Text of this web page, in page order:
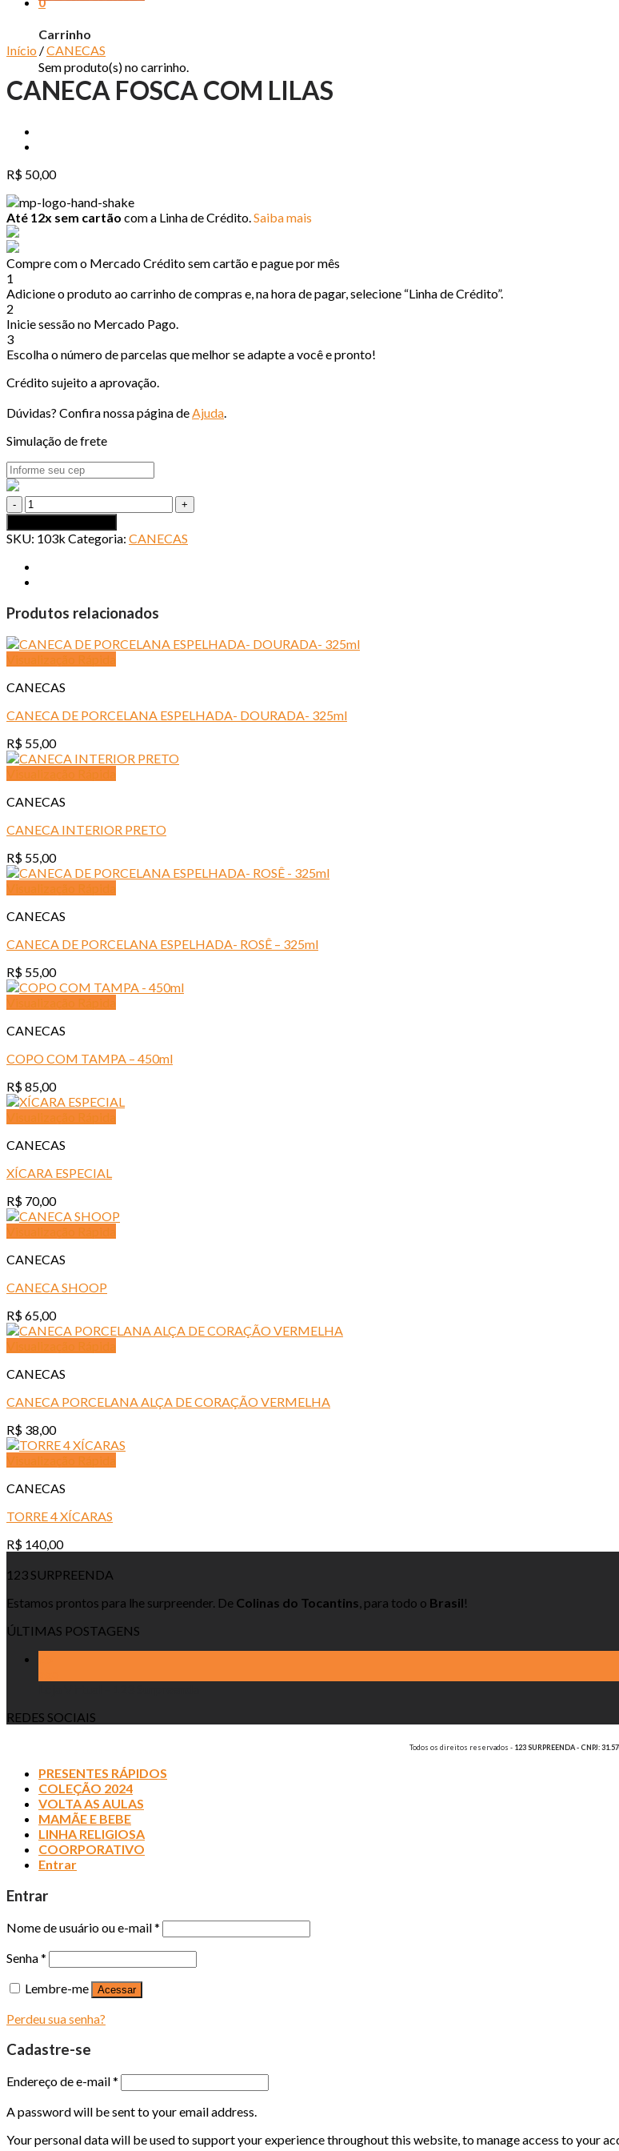
Carrinho
Sem produto(s) no carrinho.
Início /CANECAS
CANECA FOSCA COM LILAS
R$ 50,00
Até 12x sem cartão com a Linha de Crédito.Saiba mais
Compre com o Mercado Crédito sem cartão e pague por mês
1
Adicione o produto ao carrinho de compras e, na hora de pagar, selecione “Linha de Crédito”.
2
Inicie sessão no Mercado Pago.
3
Escolha o número de parcelas que melhor se adapte a você e pronto!
Crédito sujeito a aprovação.
Dúvidas? Confira nossa página deAjuda.
Simulação de frete
CANECA
FOSCA
COM
LILAS
quantidade
SKU: 103k Categoria: CANECAS
Produtos relacionados
CANECAS
CANECA DE PORCELANA ESPELHADA- DOURADA- 325ml
R$ 55,00
CANECAS
CANECA INTERIOR PRETO
R$ 55,00
CANECAS
CANECA DE PORCELANA ESPELHADA- ROSÊ – 325ml
R$ 55,00
CANECAS
COPO COM TAMPA – 450ml
R$85,00
CANECAS
XÍCARA ESPECIAL
R$ 70,00
CANECAS
CANECA SHOOP
R$65,00
CANECAS
CANECA PORCELANA ALÇA DE CORAÇÃO VERMELHA
R$ 38,00
CANECAS
TORRE 4 XÍCARAS
R$ 140,00
123 SURPREENDA
Estamos prontos para lhe surpreender. De Colinas do Tocantins, para todo o Brasil!
ÚLTIMAS POSTAGENS
REDES SOCIAIS
Todos os direitos reservados - 123 SURPREENDA - CNPJ:
PRESENTES RÁPIDOS
COLEÇÃO 2024
VOLTA AS AULAS
MAMÃE E BEBE
LINHA RELIGIOSA
COORPORATIVO
Entrar
Entrar
Nome de usuário ou e-mail*
Senha*
Lembre-me
Acessar
Perdeu sua senha?
Cadastre-se
Endereço de e-mail*
A password will be sent to your email address.
Your personal data will be used to support your experience throughout this website, to manage access to your